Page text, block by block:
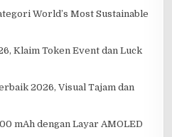
World’s Most Sustainable
Klaim Token Event dan Luck
2026, Visual Tajam dan
mAh dengan Layar AMOLED